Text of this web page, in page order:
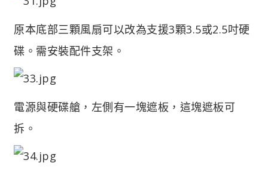
原本底部三顆風扇可以改為支援3顆3.5或2.5吋硬
碟。需安裝配件支架。
電源與硬碟艙，左側有一塊遮板，這塊遮板可
拆。